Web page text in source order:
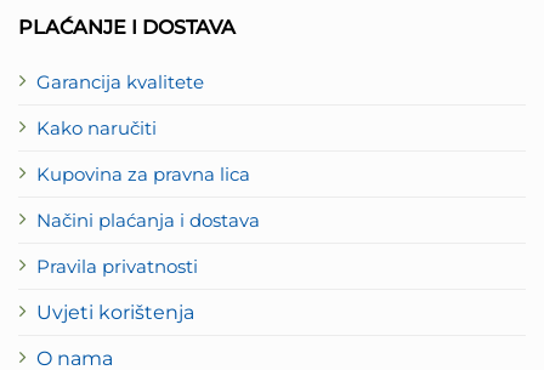
PLAĆANJE I DOSTAVA
Garancija kvalitete
Kako naručiti
Kupovina za pravna lica
Načini plaćanja i dostava
Pravila privatnosti
Uvjeti korištenja
O nama